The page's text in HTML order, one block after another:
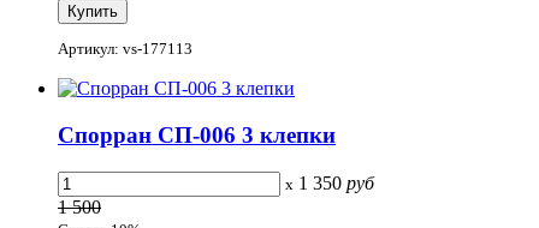
Артикул: vs-177113
Спорран СП-006 3 клепки
x 1 350 руб
1 500